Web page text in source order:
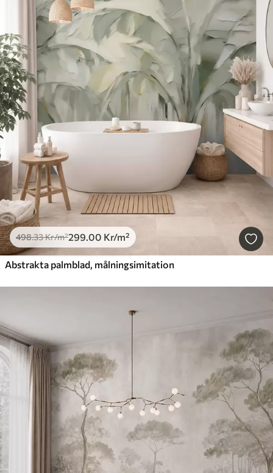
498.33Kr/m²299.00 Kr/m²
Abstrakta palmblad, målningsimitation